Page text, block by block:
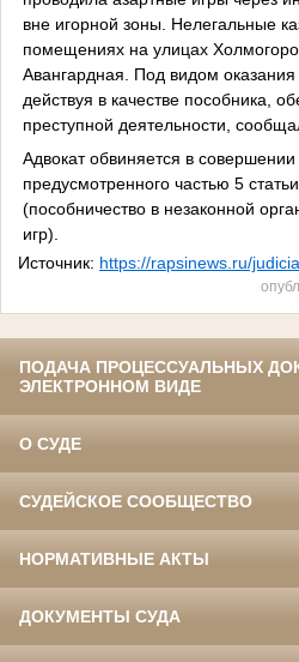
вне игорной зоны. Нелегальные
помещениях на улицах
Авангардная. Под видом оказания
действуя в качестве пособника,
преступной деятельности,
Адвокат обвиняется в совершении
предусмотренного частью 5
(пособничество в незаконной
игр).
Источник: https://rapsinews.ru/
ПОДАЧА ПРОЦЕССУАЛЬНЫХ
ЭЛЕКТРОННОМ ВИДЕ
О СУДЕ
СУДЕЙСКОЕ СООБЩЕСТВО
НОРМАТИВНЫЕ АКТЫ
ДОКУМЕНТЫ СУДА